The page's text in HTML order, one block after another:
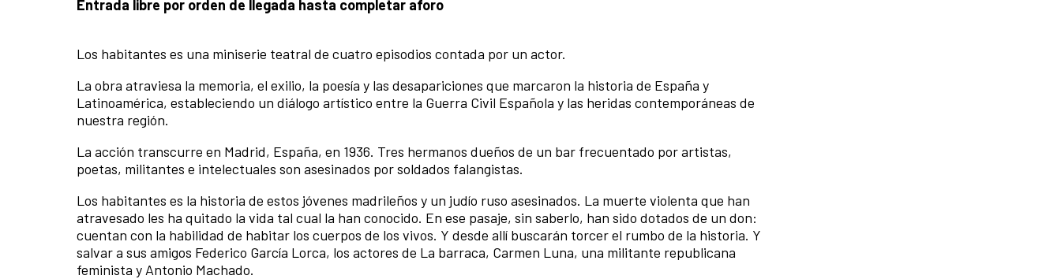
Entrada libre por orden de llegada hasta completar aforo
Los habitantes es una miniserie teatral de cuatro episodios contada por un actor.
La obra atraviesa la memoria, el exilio, la poesía y las desapariciones que marcaron la historia de España y
Latinoamérica, estableciendo un diálogo artístico entre la Guerra Civil Española y las heridas contemporáneas de
nuestra región.
La acción transcurre en Madrid, España, en 1936. Tres hermanos dueños de un bar frecuentado por artistas,
poetas, militantes e intelectuales son asesinados por soldados falangistas.
Los habitantes es la historia de estos jóvenes madrileños y un judío ruso asesinados. La muerte violenta que han
atravesado les ha quitado la vida tal cual la han conocido. En ese pasaje, sin saberlo, han sido dotados de un don:
cuentan con la habilidad de habitar los cuerpos de los vivos. Y desde allí buscarán torcer el rumbo de la historia. Y
salvar a sus amigos Federico García Lorca, los actores de La barraca, Carmen Luna, una militante republicana
feminista y Antonio Machado.